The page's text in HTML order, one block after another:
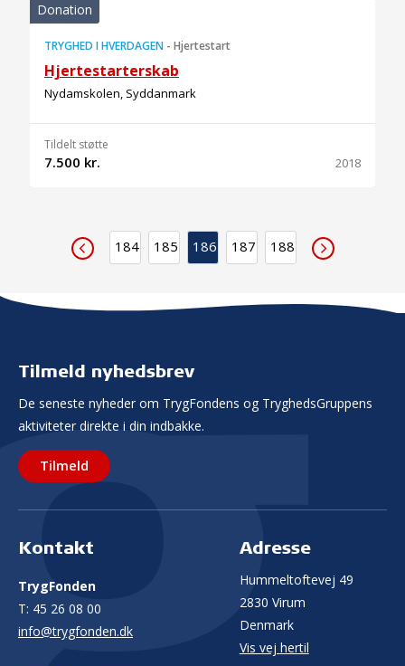
Donation
TRYGHED I HVERDAGEN - Hjertestart
Hjertestarterskab
Nydamskolen, Syddanmark
Tildelt støtte
7.500 kr. 2018
184 185 186 187 188
Tilmeld nyhedsbrev
De seneste nyheder om TrygFondens og TryghedsGruppens
aktiviteter direkte i din indbakke.
Tilmeld
Kontakt
TrygFonden
T: 45 26 08 00
info@trygfonden.dk
Adresse
Hummeltoftevej 49
2830 Virum
Denmark
Vis vej hertil